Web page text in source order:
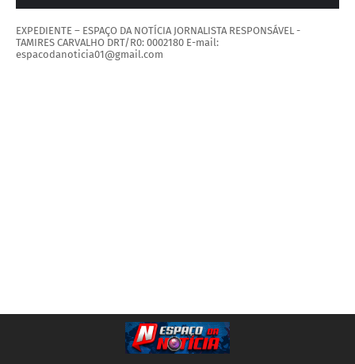
EXPEDIENTE – ESPAÇO DA NOTÍCIA JORNALISTA RESPONSÁVEL -
TAMIRES CARVALHO DRT/R0: 0002180 E-mail:
espacodanoticia01@gmail.com